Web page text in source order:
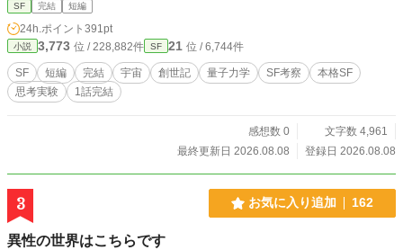
SF 完結 短編
24h.ポイント 391pt
小説 3,773 位 / 228,882件 SF 21 位 / 6,744件
SF 短編 完結 宇宙 創世記 量子力学 SF考察
本格SF
思考実験
1話完結
感想数 0
文字数 4,961
最終更新日 2026.08.08
登録日 2026.08.08
3 お気に入り追加 162
異性の世界はこちらです